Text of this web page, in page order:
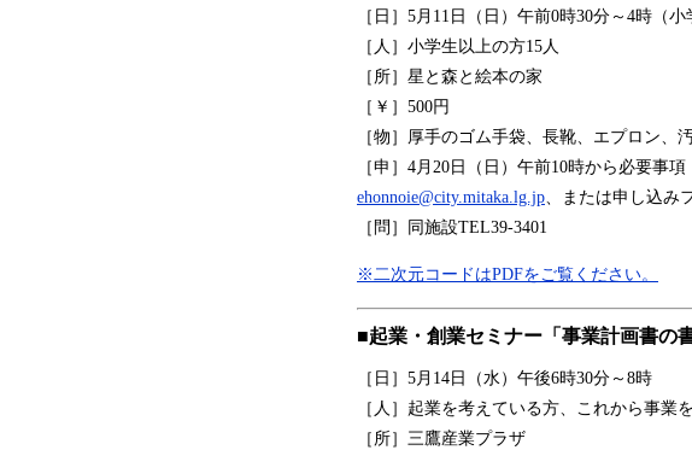
［日］5月11日（日）午前0時30分～4時（
［人］小学生以上の方15人
［所］星と森と絵本の家
［￥］500円
［物］厚手のゴム手袋、長靴、エプロン
［申］4月20日（日）午前10時から必要事項
ehonnoie@city.mitaka.lg.jp 、または申し込み
［問］同施設TEL39-3401
※二次元コードはPDFをご覧ください。
■起業・創業セミナー「事業計画書の
［日］5月14日（水）午後6時30分～8時
［人］起業を考えている方、これから事業
［所］三鷹産業プラザ